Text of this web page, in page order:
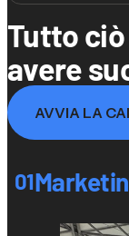
Tutto
avere
AVVIA LA
01